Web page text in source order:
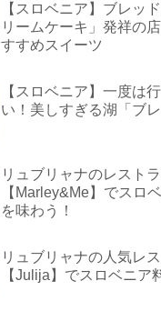
【スロベニア】ブレッ
リームケーキ」発祥の
すすめスイーツ
【スロベニア】一度は
い！美しすぎる湖「ブレ
リュブリャナのレスト
【Marley&Me】でスロ
を味わう！
リュブリャナの人気レ
【Julija】でスロベニア